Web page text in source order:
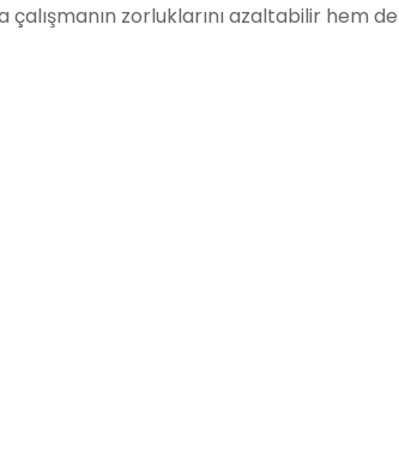
zorluklarını azaltabilir hem de